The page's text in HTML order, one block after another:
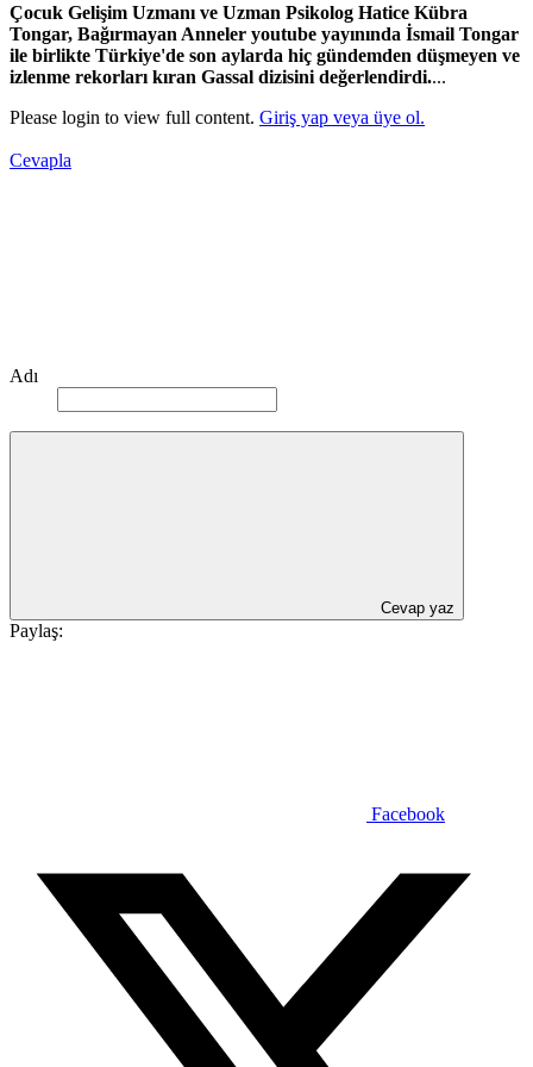
Çocuk Gelişim Uzmanı ve Uzman Psikolog Hatice Kübra
Tongar, Bağırmayan Anneler youtube yayınında İsmail Tongar
ile birlikte Türkiye'de son aylarda hiç gündemden düşmeyen ve
izlenme rekorları kıran Gassal dizisini değerlendirdi....
Please login to view full content. Giriş yap veya üye ol.
Cevapla
Adı
Cevap yaz
Paylaş:
Facebook